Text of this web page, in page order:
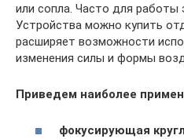
или сопла. Часто для работы
Устройства можно купить
расширяет возможности
изменения силы и формы
Приведем наиболее
фокусирующая